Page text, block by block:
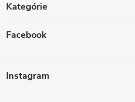
Kategórie
Facebook
Instagram